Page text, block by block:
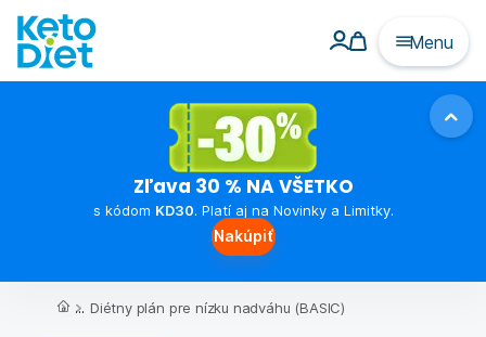
Menu
Zľava 30 % NA VŠETKO
s kódom KD30. Platí aj na Novinky a Limitky.
Nakúpiť
... Diétny plán pre nízku nadváhu (BASIC)